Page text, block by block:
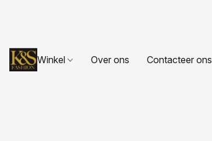
Winkel Over ons Contacteer ons